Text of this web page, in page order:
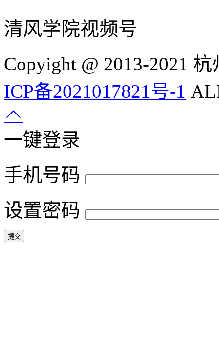
清风学院视频号
Copyight @ 2013-2021
ICP备2021017821号-1
一键登录
手机号码
设置密码